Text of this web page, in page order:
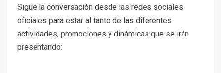
Sigue la conversación desde las redes sociales
oficiales para estar al tanto de las diferentes
actividades, promociones y dinámicas que se irán
presentando: